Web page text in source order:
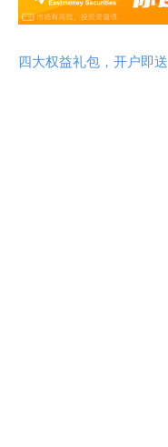
四大权益礼包，开户即送